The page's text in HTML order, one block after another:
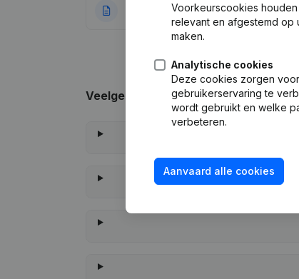
08-04-2022 Rubriek
Veelgestelde vragen
Voorkeurscookies
relevant en afgestemd op
maken.
Analytische cookies
Deze cookies zorgen
gebruikerservaring te
wordt gebruikt en welke
verbeteren.
Aanvaard alle cookies